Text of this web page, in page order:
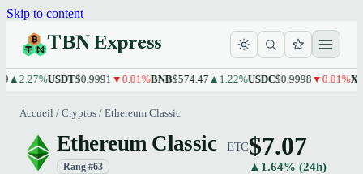
Skip to content
TBN Express
USDT$0.9991▼0.01%BNB$574.47▲1.22%USDC$0.9998▼0.01%XRP
Accueil / Cryptos / Ethereum Classic
Ethereum Classic ETC
Rang #63
$7.07
▲1.64% (24h)